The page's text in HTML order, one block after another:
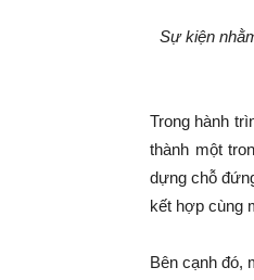
Sự kiện
Trong hành
thành một
dựng chỗ
kết hợp cùng
Bên cạnh đó,